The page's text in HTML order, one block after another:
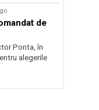
de
Ponta, în
alegerile